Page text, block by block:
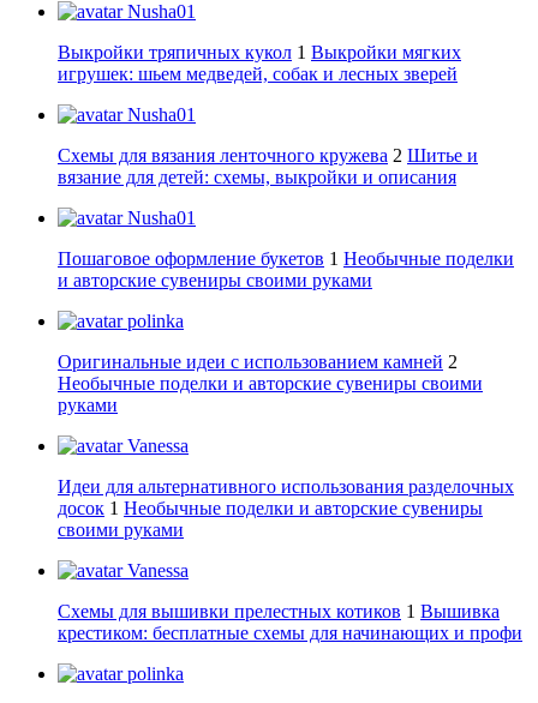
Nusha01
Выкройки тряпичных кукол 1 Выкройки мягких
игрушек: шьем медведей, собак и лесных зверей
Nusha01
Схемы для вязания ленточного кружева 2 Шитье и
вязание для детей: схемы, выкройки и описания
Nusha01
Пошаговое оформление букетов 1 Необычные поделки
и авторские сувениры своими руками
polinka
Оригинальные идеи с использованием камней 2
Необычные поделки и авторские сувениры своими
руками
Vanessa
Идеи для альтернативного использования разделочных
досок 1 Необычные поделки и авторские сувениры
своими руками
Vanessa
Схемы для вышивки прелестных котиков 1 Вышивка
крестиком: бесплатные схемы для начинающих и профи
polinka